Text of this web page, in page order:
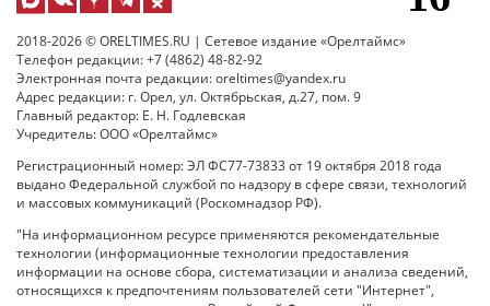
2018-2026 © ORELTIMES.RU | Сетевое издание «Орелтаймс»
Телефон редакции: +7 (4862) 48-82-92
Электронная почта редакции: oreltimes@yandex.ru
Адрес редакции: г. Орел, ул. Октябрьская, д.27, пом. 9
Главный редактор: Е. Н. Годлевская
Учредитель: ООО «Орелтаймс»
Регистрационный номер: ЭЛ ФС77-73833 от 19 октября 2018 года
выдано Федеральной службой по надзору в сфере связи, технологий
и массовых коммуникаций (Роскомнадзор РФ).
"На информационном ресурсе применяются рекомендательные
технологии (информационные технологии предоставления
информации на основе сбора, систематизации и анализа сведений,
относящихся к предпочтениям пользователей сети "Интернет",